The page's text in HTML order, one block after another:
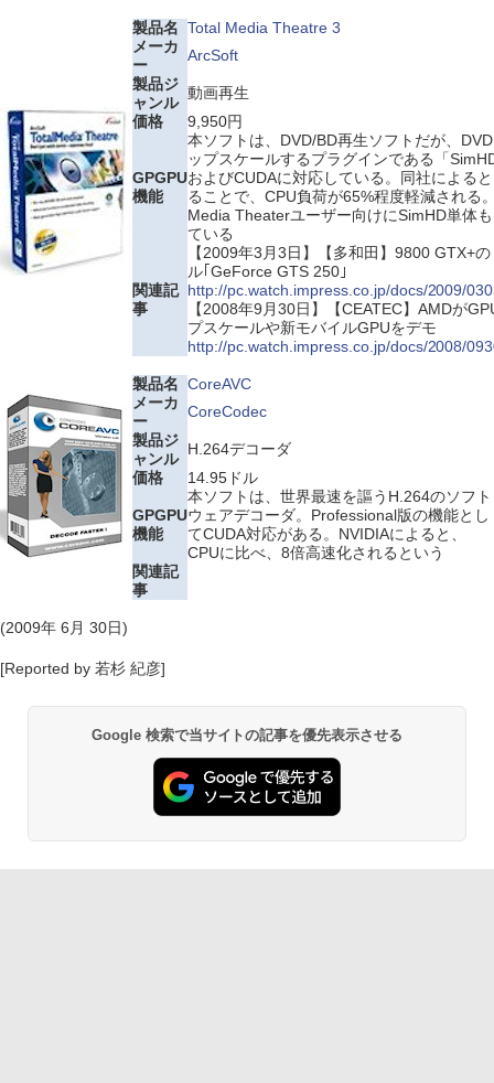
製品名 Total Media Theatre 3
メーカ
ー
ArcSoft
製品ジ
ャンル
動画再生
価格
9,950円
GPGPU
機能
本ソフトは、DVD/BD再生ソフトだが、
ップスケールするプラグインである「
およびCUDAに対応している。同社による
ることで、CPU負荷が65%程度軽減される
Media Theaterユーザー向けにSimHD単体
ている
関連記
事
【2009年3月3日】【多和田】9800 GTX+
ル｢GeForce GTS 250｣
http://pc.watch.impress.co.jp/docs/2009/
【2008年9月30日】【CEATEC】AMDが
プスケールや新モバイルGPUをデモ
http://pc.watch.impress.co.jp/docs/2008/
製品名 CoreAVC
メーカ
ー
CoreCodec
製品ジ
ャンル
H.264デコーダ
価格
14.95ドル
GPGPU
機能
本ソフトは、世界最速を謳うH.264のソフト
ウェアデコーダ。Professional版の機能とし
てCUDA対応がある。NVIDIAによると、
CPUに比べ、8倍高速化されるという
関連記
事
(2009年 6月 30日)
[Reported by 若杉 紀彦]
Google 検索で当サイトの記事を優先表示させる